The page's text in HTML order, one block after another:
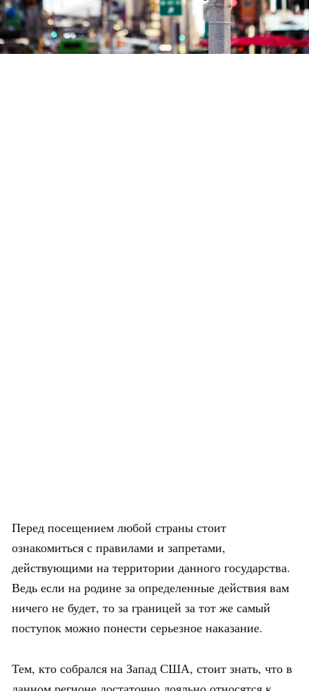
Перед посещением любой страны стоит
ознакомиться с правилами и запретами,
действующими на территории данного государства.
Ведь если на родине за определенные действия вам
ничего не будет, то за границей за тот же самый
поступок можно понести серьезное наказание.
Тем, кто собрался на Запад США, стоит знать, что в